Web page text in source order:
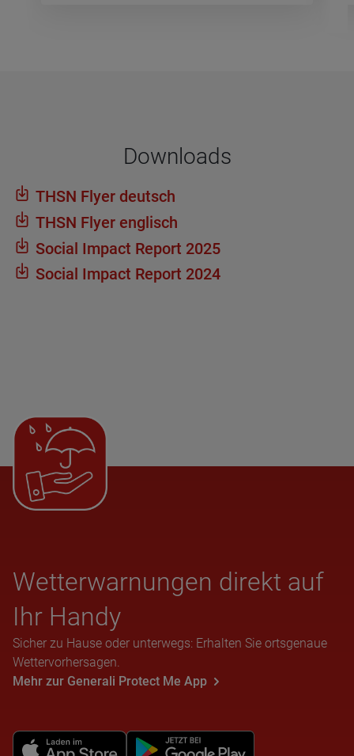
Dow­n­loads
THSN Flyer deutsch
THSN Flyer eng­lisch
Social Impact Report 2025
Social Impact Report 2024
Wet­ter­war­nun­gen direkt auf
Ihr Handy
Sicher zu Hause oder unterwegs: Erhalten Sie ortsgenaue
Wettervorhersagen.
Mehr zur Generali Protect Me App